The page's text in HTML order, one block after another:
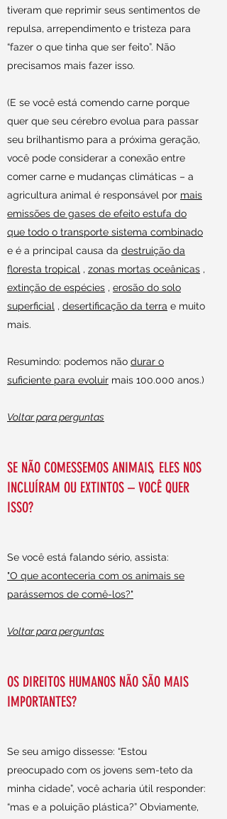
tiveram que reprimir seus sentimentos de
repulsa, arrependimento e tristeza para
“fazer o que tinha que ser feito”. Não
precisamos mais fazer isso.
(E se você está comendo carne porque
quer que seu cérebro evolua para passar
seu brilhantismo para a próxima geração,
você pode considerar a conexão entre
comer carne e mudanças climáticas – a
agricultura animal é responsável por mais
emissões de gases de efeito estufa do
que todo o transporte sistema combinado
e é a principal causa da destruição da
floresta tropical , zonas mortas oceânicas ,
extinção de espécies , erosão do solo
superficial , desertificação da terra e muito
mais.
Resumindo: podemos não durar o
suficiente para evoluir mais 100.000 anos.)
Voltar para perguntas
SE NÃO COMESSEMOS ANIMAIS, ELES NOS
INCLUÍRAM OU EXTINTOS – VOCÊ QUER
ISSO?
Se você está falando sério, assista:
"O que aconteceria com os animais se
parássemos de comê-los?"
Voltar para perguntas
OS DIREITOS HUMANOS NÃO SÃO MAIS
IMPORTANTES?
Se seu amigo dissesse: “Estou
preocupado com os jovens sem-teto da
minha cidade”, você acharia útil responder:
“mas e a poluição plástica?” Obviamente,